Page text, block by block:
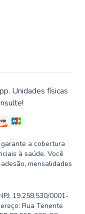
Unidades físicas
a cobertura
à saúde. Você
mensalidades
19.258.530/0001-
Rua Tenente